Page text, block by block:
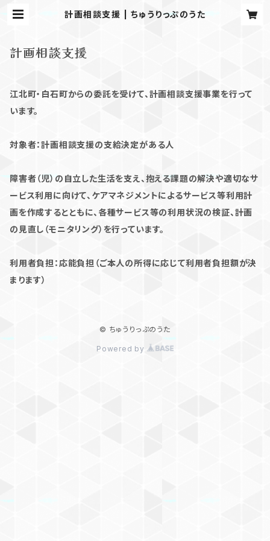
計画相談支援 | ちゅうりっぷのうた
計画相談支援
江北町・白石町からの委託を受けて、計画相談支援事業を行って
います。
対象者：計画相談支援の支給決定がある人
障害者（児）の自立した生活を支え、抱える課題の解決や適切なサ
ービス利用に向けて、ケアマネジメントによるサービス等利用計
画を作成するとともに、各種サービス等の利用状況の検証、計画
の見直し（モニタリング）を行っています。
利用者負担：応能負担（ご本人の所得に応じて利用者負担額が決
まります）
© ちゅうりっぷのうた
Powered by